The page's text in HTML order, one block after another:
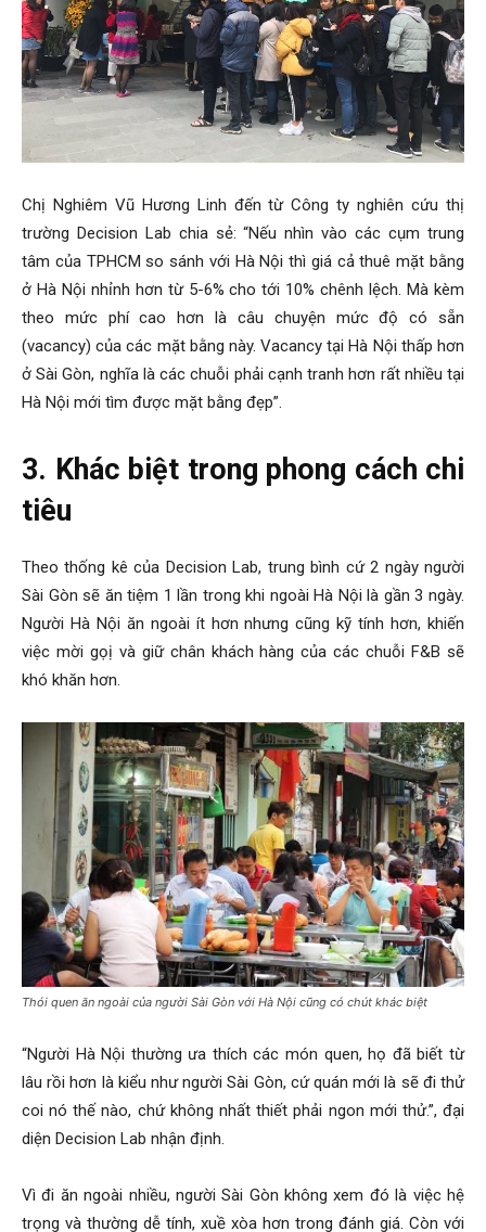
Chị Nghiêm Vũ Hương Linh đến từ Công ty nghiên cứu thị
trường Decision Lab chia sẻ: “Nếu nhìn vào các cụm trung
tâm của TPHCM so sánh với Hà Nội thì giá cả thuê mặt bằng
ở Hà Nội nhỉnh hơn từ 5-6% cho tới 10% chênh lệch. Mà kèm
theo mức phí cao hơn là câu chuyện mức độ có sẵn
(vacancy) của các mặt bằng này. Vacancy tại Hà Nội thấp hơn
ở Sài Gòn, nghĩa là các chuỗi phải cạnh tranh hơn rất nhiều tại
Hà Nội mới tìm được mặt bằng đẹp”.
3. Khác biệt trong phong cách chi
tiêu
Theo thống kê của Decision Lab, trung bình cứ 2 ngày người
Sài Gòn sẽ ăn tiệm 1 lần trong khi ngoài Hà Nội là gần 3 ngày.
Người Hà Nội ăn ngoài ít hơn nhưng cũng kỹ tính hơn, khiến
việc mời gọị và giữ chân khách hàng của các chuỗi F&B sẽ
khó khăn hơn.
Thói quen ăn ngoài của người Sài Gòn với Hà Nội cũng có chút khác biệt
“Người Hà Nội thường ưa thích các món quen, họ đã biết từ
lâu rồi hơn là kiểu như người Sài Gòn, cứ quán mới là sẽ đi thử
coi nó thế nào, chứ không nhất thiết phải ngon mới thử.”, đại
diện Decision Lab nhận định.
Vì đi ăn ngoài nhiều, người Sài Gòn không xem đó là việc hệ
trọng và thường dễ tính, xuề xòa hơn trong đánh giá. Còn với